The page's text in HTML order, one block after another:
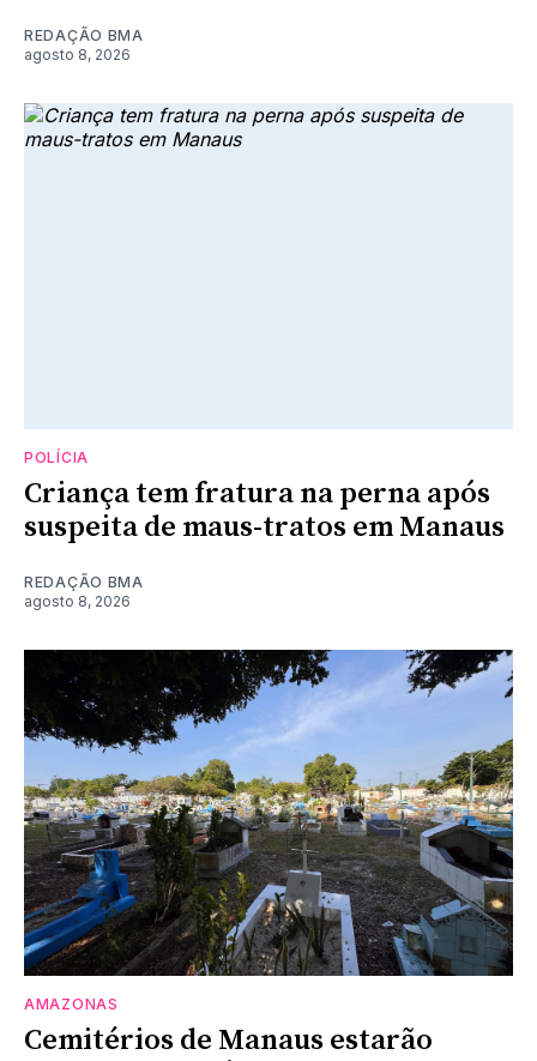
REDAÇÃO BMA
agosto 8, 2026
POLÍCIA
Criança tem fratura na perna após
suspeita de maus-tratos em Manaus
REDAÇÃO BMA
agosto 8, 2026
AMAZONAS
Cemitérios de Manaus estarão